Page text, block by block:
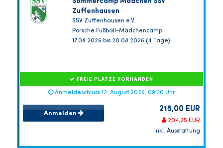
Zuffenhausen
SSV Zuffenhausen e.V.
Porsche Fußball-Mädchencamp
17.08.2026 bis 20.08.2026 (4 Tage)
FREIE PLÄTZE VORHANDEN
Anmeldeschluss 12. August 2026, 09:30 Uhr
Anmelden 215,00 EUR
204,25 EUR
inkl. Ausstattung